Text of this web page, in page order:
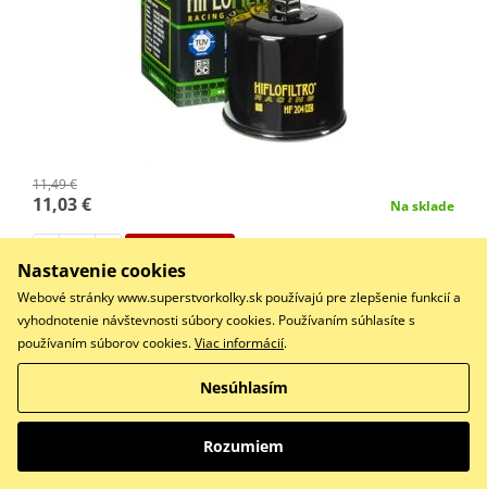
11,49 €
11,03 € Na sklade
RC Racing olejový filtr - schválení TÜV
Olejový filter HIFLOFILTRO HF138RC Racing
Nastavenie cookies
Webové stránky www.superstvorkolky.sk používajú pre zlepšenie funkcií a
vyhodnotenie návštevnosti súbory cookies. Používaním súhlasíte s
používaním súborov cookies.Viac informácií.
Nesúhlasím
Rozumiem